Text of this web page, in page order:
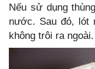
Nếu sử dụng
nước. Sau đó, lót
không trôi ra ngoài.